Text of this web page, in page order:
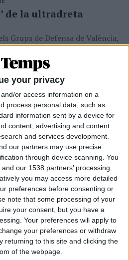
your privacy
or access information on a
process personal data, such as
information sent by a device for
content, advertising and content
and services development.
our partners may use precise
through device scanning. You
our 1538 partners’ processing
you may access more detailed
preferences before consenting or
note that some processing of your
your consent, but you have a
Your preferences will apply to
your preferences or withdraw
returning to this site and clicking the
of the webpage.
de la ultradreta
Grups de Defensa de València,
Cantarero
agressors de la
9 de setembre?